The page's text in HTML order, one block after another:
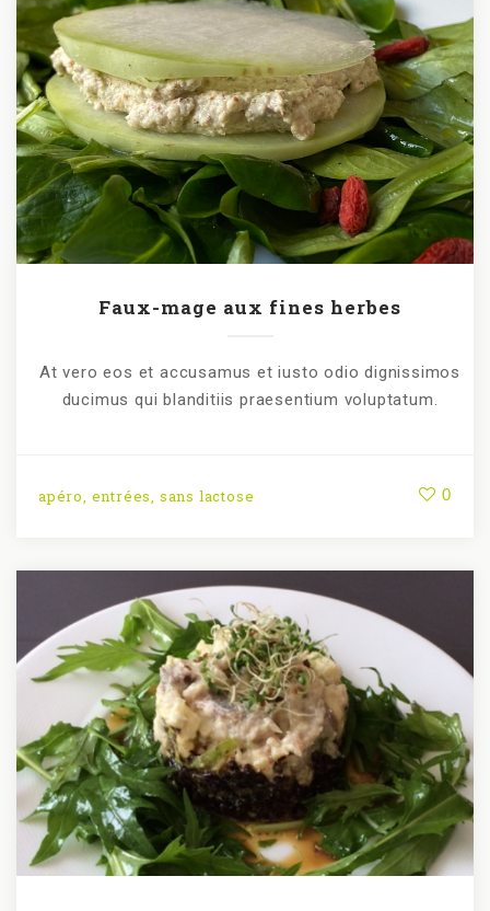
Faux-mage aux fines herbes
At vero eos et accusamus et iusto odio dignissimos
ducimus qui blanditiis praesentium voluptatum.
apéro, entrées, sans lactose 0